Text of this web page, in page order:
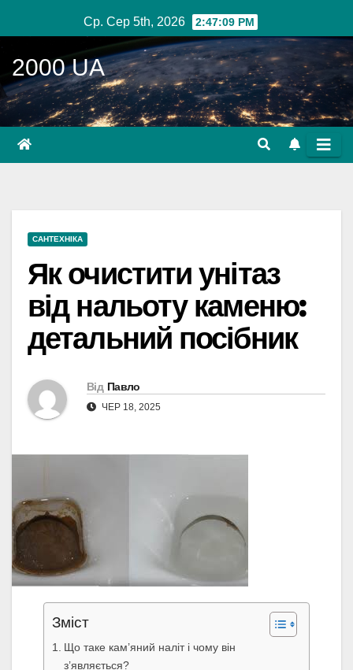
до
вмісту
Ср. Сер 5th, 2026 2:47:10 PM
2000 UA
САНТЕХНІКА
Як очистити унітаз
від нальоту каменю:
детальний посібник
Від Павло
ЧЕР 18, 2025
Зміст
Що таке кам’яний наліт і чому він
з’являється?